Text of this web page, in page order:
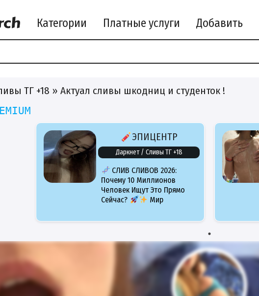
Категории Платные услуги Добавить
ТГ +18 » Актуал сливы шкодниц и студенток !
ЭПИЦЕНТР
Даркнет / Сливы ТГ +18
СЛИВ СЛИВОВ 2026:
Почему 10 Миллионов
Человек Ищут Это Прямо
Сейчас?
Мир